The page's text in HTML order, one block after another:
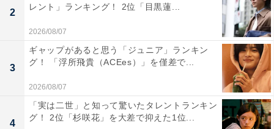
性／大阪府）
2
レント」ランキング！ 2位「目黒蓮...
2026/08/07
3
ギャップがあると思う「ジュニア」ランキン
グ！ 「浮所飛貴（ACEes）」を僅差で...
2026/08/07
4
「実は二世」と知って驚いたタレントランキン
グ！ 2位「杉咲花」を大差で抑えた1位...